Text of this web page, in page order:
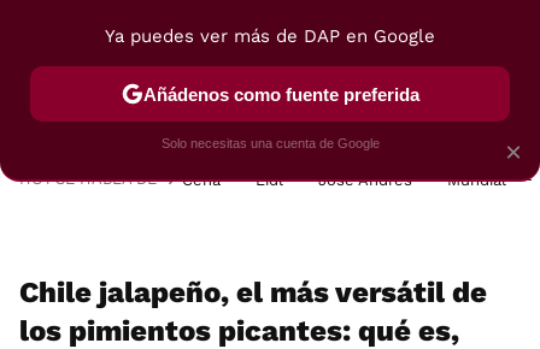
POSTRES VIAJES SELECCIÓN VEGUI
HOY SE HABLA DE Cena Lidl José Andrés Mundial
Chile jalapeño, el más versátil de
los pimientos picantes: qué es,
×
Ya puedes ver más de DAP en Google
Añádenos como fuente preferida
Solo necesitas una cuenta de Google